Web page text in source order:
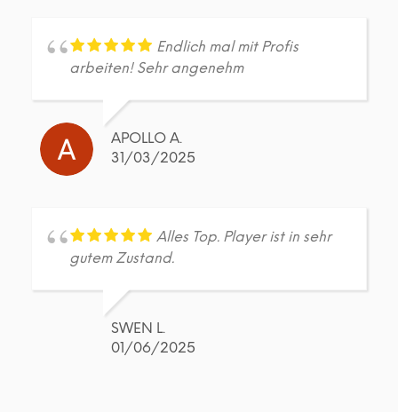
Endlich mal mit Profis
arbeiten! Sehr angenehm
APOLLO A.
31/03/2025
Alles Top. Player ist in sehr
gutem Zustand.
SWEN L.
01/06/2025